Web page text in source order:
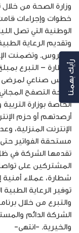
خطوات وإجراءات
الوطنية التي تصل
وتقديم الرعاية
الفيروس. وتضمنت
وإتاحة التصفح
الخاصة بوزارة
أرصدتهم أو حزم
الإنترنت المنزلية،
مستحقة الفواتير
تقدمها الشركة في
المشتركين على
شطارة، عملاء
توفير الرعاية
الشركة الدائم
والخيرية. -انتهى-
رأيك بهمنا